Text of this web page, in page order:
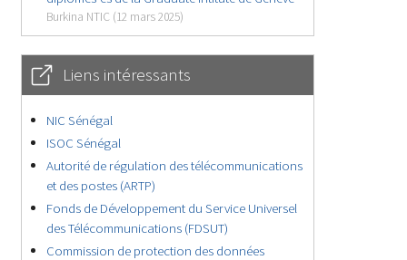
Burkina NTIC (12 mars 2025)
Liens intéressants
NIC Sénégal
ISOC Sénégal
Autorité de régulation des télécommunications
et des postes (ARTP)
Fonds de Développement du Service Universel
des Télécommunications (FDSUT)
Commission de protection des données